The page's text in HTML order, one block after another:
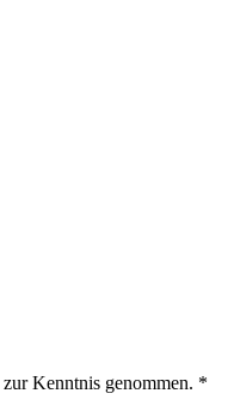
zur Kenntnis genommen. *